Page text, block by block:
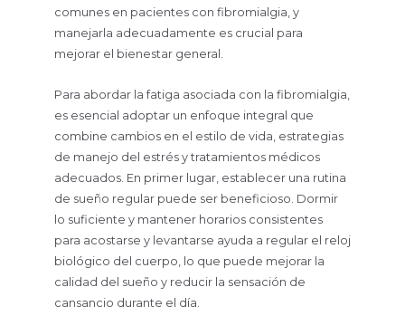
comunes en pacientes con fibromialgia, y
manejarla adecuadamente es crucial para
mejorar el bienestar general.
Para abordar la fatiga asociada con la fibromialgia,
es esencial adoptar un enfoque integral que
combine cambios en el estilo de vida, estrategias
de manejo del estrés y tratamientos médicos
adecuados. En primer lugar, establecer una rutina
de sueño regular puede ser beneficioso. Dormir
lo suficiente y mantener horarios consistentes
para acostarse y levantarse ayuda a regular el reloj
biológico del cuerpo, lo que puede mejorar la
calidad del sueño y reducir la sensación de
cansancio durante el día.